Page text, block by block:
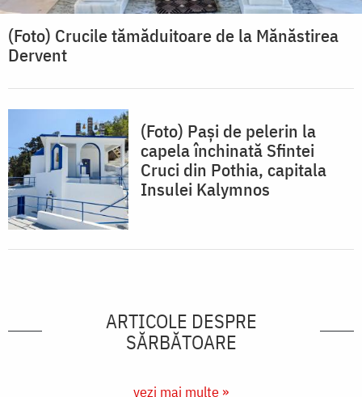
(Foto) Crucile tămăduitoare de la Mănăstirea
Dervent
(Foto) Pași de pelerin la
capela închinată Sfintei
Cruci din Pothia, capitala
Insulei Kalymnos
ARTICOLE DESPRE
SĂRBĂTOARE
vezi mai multe »